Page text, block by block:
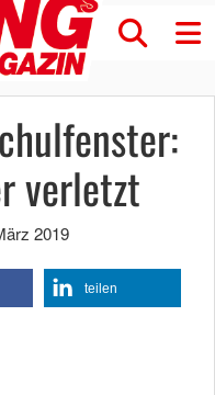
verletzt
2019
teilen